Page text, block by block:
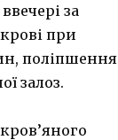
за
при
поліпшення
залоз.